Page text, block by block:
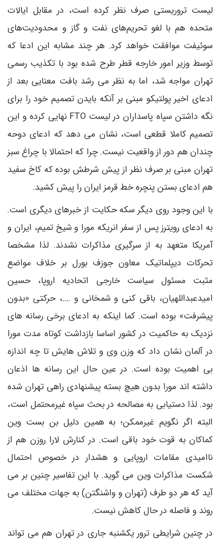
لیست تروریستی صرف نظر کرده است، در مقابل ایالات
متحده هم با لغو تحریم‌های نفت و گاز و محدودیت‌های
سوئیفت موافقت خواهد کرد. هر چند مشابه این ادعا که
توسط وزیر امور خارجه قطر طرح شده بود با تکذیب رسمی
تهران مواجه شد، اما به نظر می رشد بافت معنایی بعد از
ادعای اخیر پولتیکو مبنی بر آنکه بایدن تصمیم خود را برای
نگه داشتن سپاه پاسداران در لیست FTO نهایی کرده و این
تصمیم کاملا قطعی است، نشان می دهد که ادعای دوحه
چندان هم دور از واقعیت نیست. چرا که احتمالا با چراغ سبز
تهران مبنی بر صرف نظر از پیش شرطش بوده که کاخ سفید
هم ادعای بستن پنچره خط قرمز ایران را پیش کشید.
با این وجود روی دیگر سکه حکایت از خبرهای دیگری است.
به ادعای رویترز پس از سفر انریکه مورا و شیخ تمیم، ایران و
آمریکا متعهد به از سرگیری مذاکرات نشدند. لذا مشخصا
تحرکات دیپلماتیک معاون جوزف بورل بر خلاف مواضع
مثبت مسئول سیاست خارجی اتحادیه اروپا، حسین
امیدعبداللهیان، باقی کنی و شمخانی و ....، حرکتی «بدون
پیشرفت» بوده است. کما اینکه به ادعای برخی رسانه های
نزدیک به حاکمیت در کشور اساسا بازداشت کوتاه مدت مورا
در آلمان نشان داد که وزن وی و تلاش هایش تا چه اندازه
بی اهمیت بوده است. در عین حال این رسانه ها اذعان
داشته اند مورا بدون هیچ بسته پیشنهادی راهی تهران شده
بود. لذا دستیابی به مصالحه در بحث سپاه غیرمحتمل است،
البته اگر نگویم غیرممکن؛ به همین دلیل بن بست وین
کماکان به قوت خود باقی است. در کنارش لارا روزن هم از
ناامیدی مقامات اروپایی و هشدار در خصوص احتمال
شکست مذاکرات وین می گوید. با این تفاسیر چنین بر می
آید که هر دو طرف (تهران و واشنگتن) به جهات مختلف می
روند و فاصله در حال کاهش نیست.
در چنین شرایطی ترور یکشنبه جاری در تهران هم می تواند